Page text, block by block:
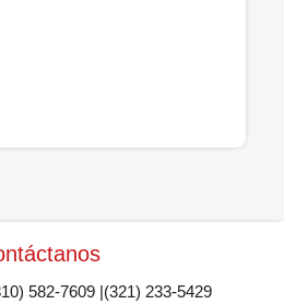
582-7609 |(321) 233-5429